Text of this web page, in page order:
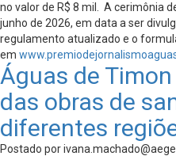
no valor de R$ 8 mil. A cerimônia
junho de 2026, em data a ser
regulamento atualizado e o
em
Águas de
das obras de
diferentes
Postado por